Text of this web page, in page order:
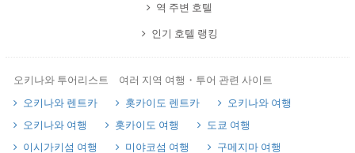
역 주변 호텔
인기 호텔 랭킹
오키나와 투어리스트 여러 지역 여행・투어 관련 사이트
오키나와 렌트카
홋카이도 렌트카
오키나와 여행
오키나와 여행
홋카이도 여행
도쿄 여행
이시가키섬 여행
미야코섬 여행 구메지마 여행